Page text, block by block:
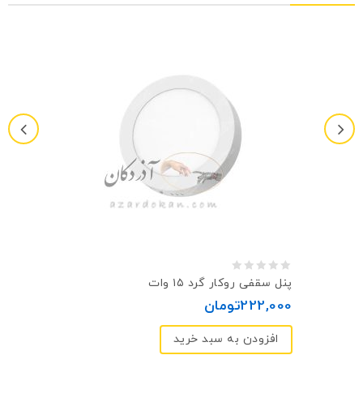
پنل سقفی روکار گرد ۱۵ وات
222,000تومان
افزودن به سبد خرید